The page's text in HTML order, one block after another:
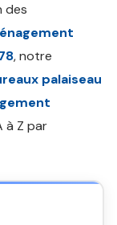
des
, notre
palaiseau
à Z par